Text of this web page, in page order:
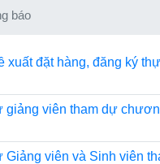
báo
xuất đặt hàng, đăng ký
giảng viên tham dự
Giảng viên và Sinh viên